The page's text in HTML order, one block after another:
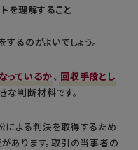
を理解すること
るのがよいでしょう。
っているか、 回収手段とし
な判断材料です。
による判決を取得するため
あります。取引の当事者の